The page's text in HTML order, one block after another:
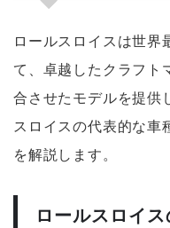
ロールスロイスは世界
て、卓越したクラフト
合させたモデルを提供
スロイスの代表的な車
を解説します。
ロールスロイ